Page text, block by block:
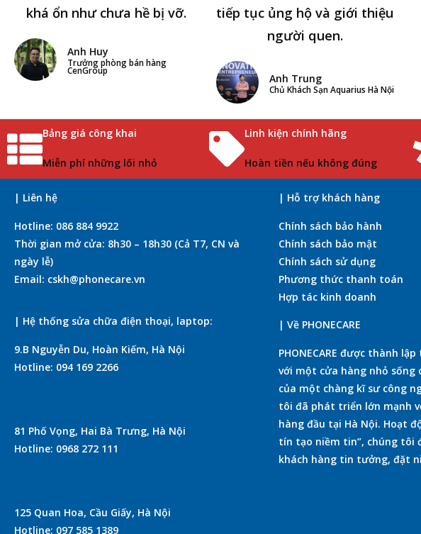
khá ổn như chưa hề bị vỡ.
Anh Huy
Trưởng phòng bán hàng
CenGroup
tiếp tục ủng hộ và giới thiệu
người quen.
Anh Trung
Chủ Khách Sạn Aquarius Hà Nội
Bảng giá công khai
Miễn phí những lối nhỏ
Linh kiện chính hãng
Hoàn tiền nếu không đúng
| Liên hệ
Hotline: 086 884 9922
Thời gian mở cửa: 8h30 – 18h30 (Cả T7, CN và
ngày lễ)
Email: cskh@phonecare.vn
| Hệ thống sửa chữa điện thoại, laptop:
9.B Nguyễn Du, Hoàn Kiếm, Hà Nội
Hotline: 094 169 2266
81 Phố Vọng, Hai Bà Trưng, Hà Nội
Hotline: 0968 272 111
125 Quan Hoa, Cầu Giấy, Hà Nội
Hotline: 097 585 1389
| Hỗ trợ khách hàng
Chính sách bảo hành
Chính sách bảo mật
Chính sách sử dụng
Phương thức thanh toán
Hợp tác kinh doanh
| Về PHONECARE
PHONECARE được thành
với một cửa hàng nhỏ sống
của một chàng kĩ sư công
tôi đã phát triển lớn mạnh
hàng đầu tại Hà Nội. Hoạt
tín tạo niềm tin”, chúng tôi
khách hàng tin tưởng, đặt